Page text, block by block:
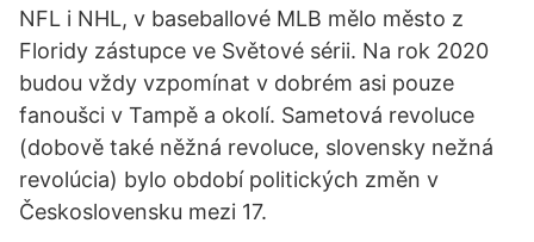
NFL i NHL, v baseballové MLB mělo město z
Floridy zástupce ve Světové sérii. Na rok 2020
budou vždy vzpomínat v dobrém asi pouze
fanoušci v Tampě a okolí. Sametová revoluce
(dobově také něžná revoluce, slovensky nežná
revolúcia) bylo období politických změn v
Československu mezi 17.